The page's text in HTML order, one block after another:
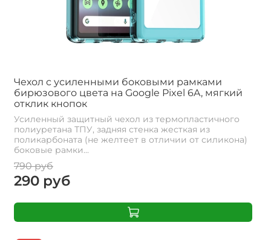
Чехол с усиленными боковыми рамками
бирюзового цвета на Google Pixel 6A, мягкий
отклик кнопок
Усиленный защитный чехол из термопластичного
полиуретана ТПУ, задняя стенка жесткая из
поликарбоната (не желтеет в отличии от силикона)
боковые рамки...
790 руб
290 руб